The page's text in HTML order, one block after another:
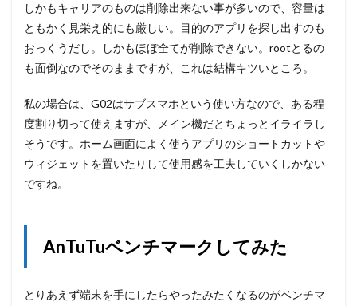
しかもキャリアのものは削除出来ない事が多いので、容量は
ともかく見栄え的にも厳しい。目的のアプリを探し出すのも
おっくうだし。しかもほぼ全てが削除できない。rootとるの
も面倒なのでそのままですが、これは結構キツいところ。
私の場合は、G02はサブスマホという使い方なので、ある程
度割り切って使えますが、メイン機だとちょっとイライラし
そうです。ホーム画面によく使うアプリのショートカットや
ウィジェットを置いたりして使用感を工夫していくしかない
ですね。
AnTuTuベンチマークしてみた
とりあえず端末を手にしたらやったみたくなるのがベンチマ